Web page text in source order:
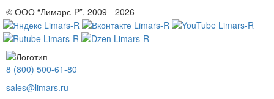
© ООО “Лимарс-P”, 2009 - 2026
8 (800) 500-61-80
sales@limars.ru